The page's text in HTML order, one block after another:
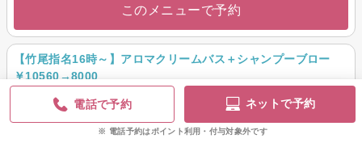
このメニューで予約
【竹尾指名16時～】アロマクリームバス＋シャンプーブロー
￥10560→8000
頭皮改善効果＋癒し効果のあるアロマを使用した20分間の本格マッサージ
です♪落としきれないキューティクルの隙間の汚れを取り除く♪
電話で予約 ネットで予約
電話予約はポイント利用・付与対象外です